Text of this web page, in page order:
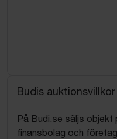
Budis auktionsvillkor
På Budi.se säljs objekt
finansbolag och